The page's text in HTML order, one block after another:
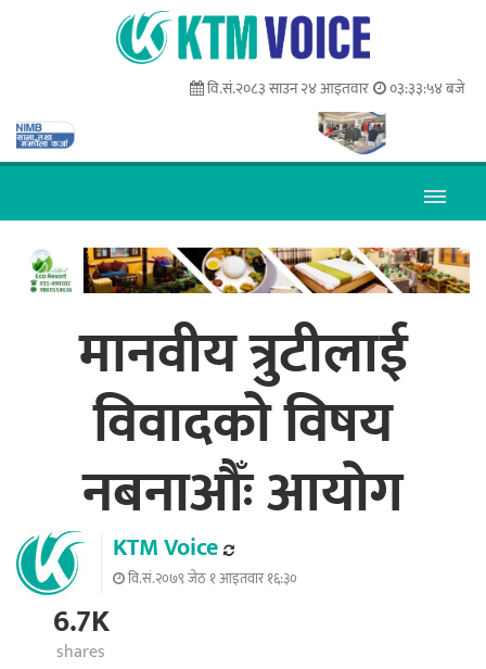
वि.सं.२०८३ साउन २४ आइतवार ०३:३३:५५ बजे
मानवीय त्रुटीलाई
विवादको विषय
नबनाऔँः आयोग
KTM Voice
वि.सं.२०७९ जेठ १ आइतवार १६:३०
6.7K
shares